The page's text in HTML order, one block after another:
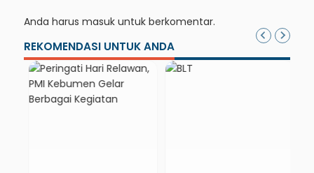
Anda harus masuk untuk berkomentar.
REKOMENDASI UNTUK ANDA